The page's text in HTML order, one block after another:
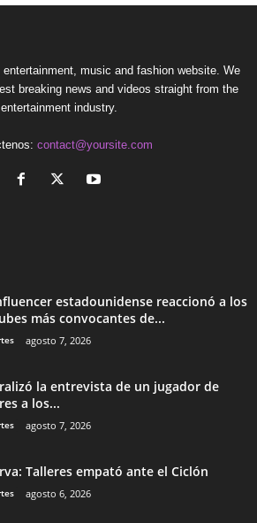
music and fashion website. We
breaking news and videos straight from the
entertainment industry.
contact@yoursite.com
estadounidense reaccionó a los
más convocantes de...
agosto 7, 2026
la entrevista de un jugador de
a los...
agosto 7, 2026
Talleres empató ante el Ciclón
agosto 6, 2026